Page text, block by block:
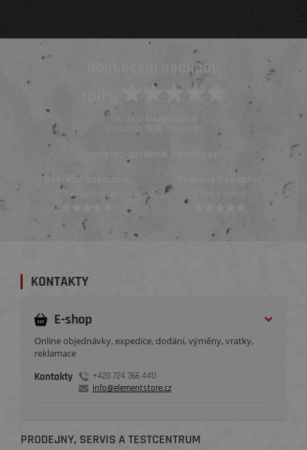
HODNOCENÍ OBCHODU
Obchod ElementStore
hodnotilo
Naposled přidané hodnocení::
Ověřený zákazník
Před 3 týdny
KONTAKTY
E-shop
Online objednávky, expedice, dodání, výměny, vratky,
reklamace
Kontakty
+420 724 366 440
info@elementstore.cz
PRODEJNY, SERVIS A TESTCENTRUM